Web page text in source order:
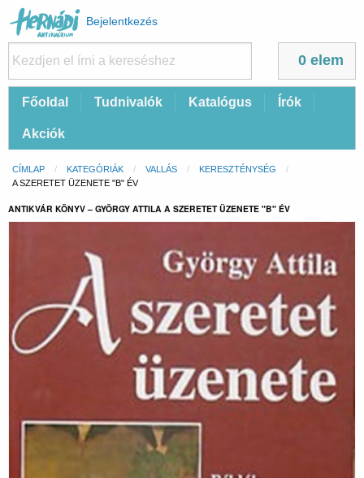
Felhasználói
fiók
menüje
Bejelentkezés
0 elem
FőFőoldal Tudnivalók Katalógus Írók
Akciók
Morzsa
CÍMLAP KATEGÓRIÁK VALLÁS
KERESZTÉNYSÉG
CURRENT:
A SZERETET ÜZENETE "B" ÉV
ANTIKVÁR KÖNYV – GYÖRGY ATTILA A SZERETET ÜZENETE "B" ÉV